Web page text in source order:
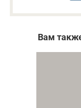
Вам